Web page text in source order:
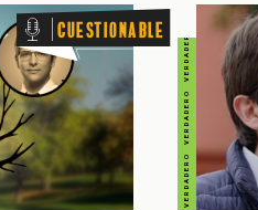
Cuestionable